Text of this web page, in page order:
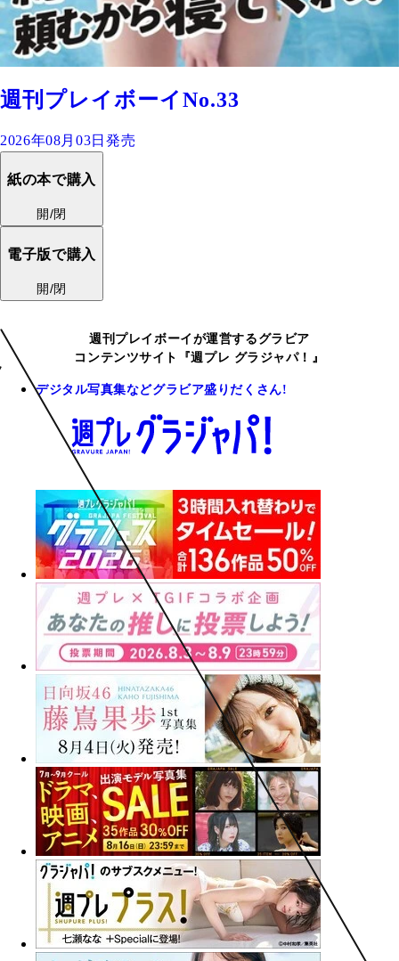
週刊プレイボーイNo.33
2026年08月03日発売
紙の本で購入
開/閉
電子版で購入
開/閉
週刊プレイボーイが運営するグラビア
コンテンツサイト『週プレ グラジャパ！』
デジタル写真集などグラビア盛りだくさん!